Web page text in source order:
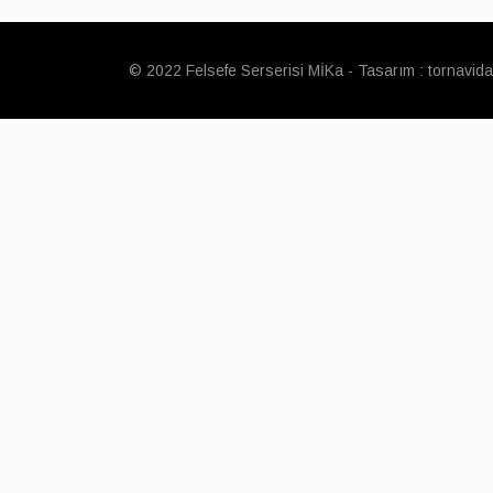
© 2022 Felsefe Serserisi MİKa - Tasarım :